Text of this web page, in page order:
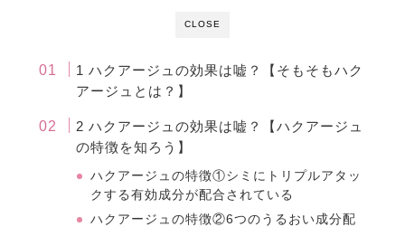
CLOSE
1 ハクアージュの効果は嘘？【そもそもハク
アージュとは？】
2 ハクアージュの効果は嘘？【ハクアージュ
の特徴を知ろう】
ハクアージュの特徴①シミにトリプルアタッ
クする有効成分が配合されている
ハクアージュの特徴②6つのうるおい成分配